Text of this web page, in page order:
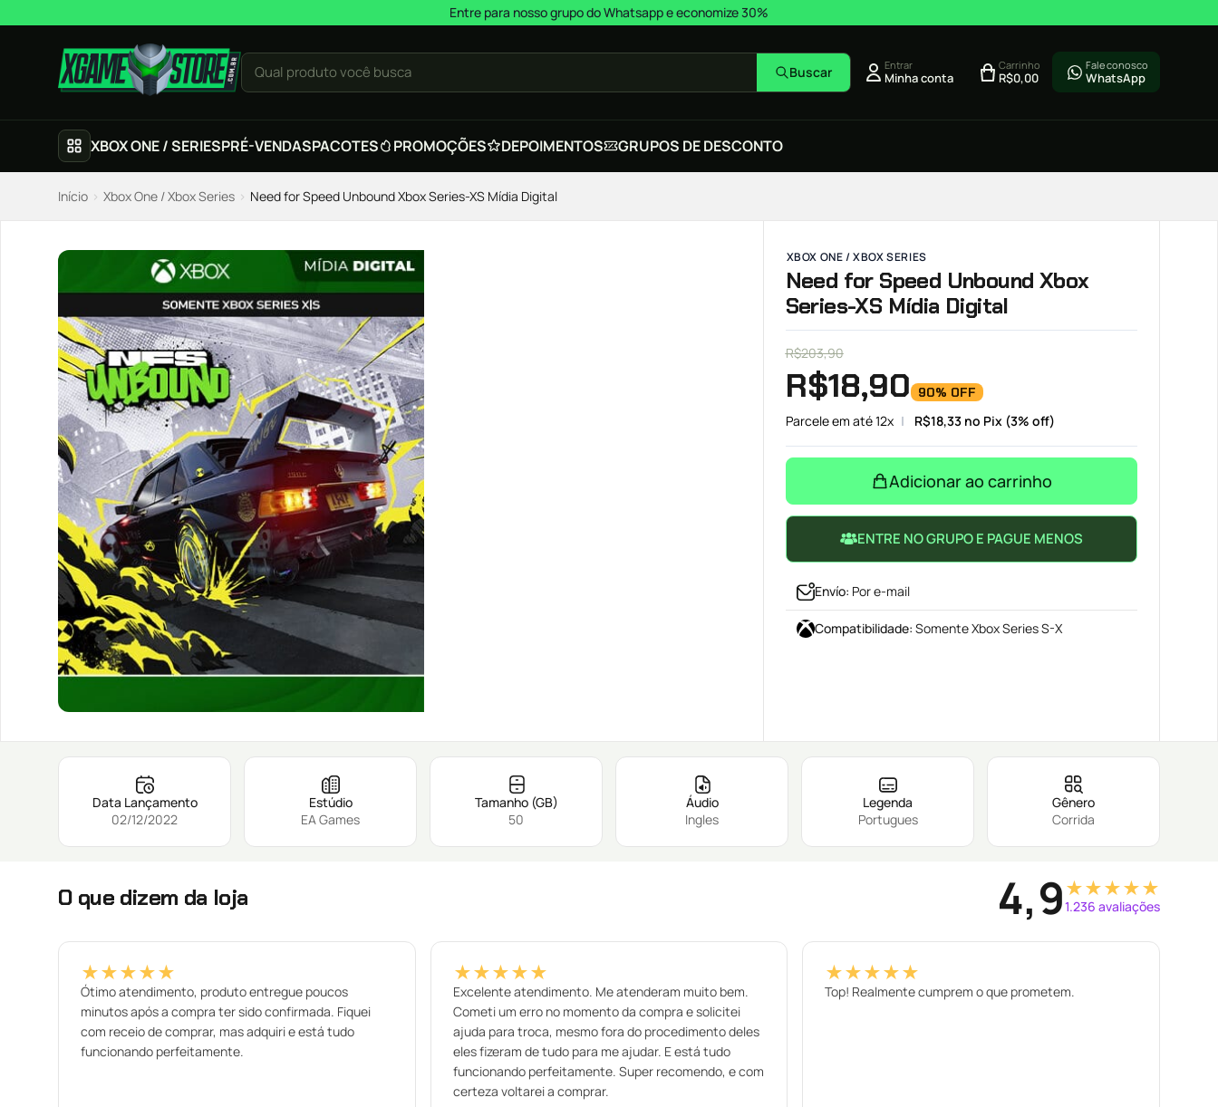
Entre para nosso grupo do Whatsapp e economize 30%
Qual produto você busca Buscar Entrar
Minha conta
Carrinho
R$0,00
Fale conosco
WhatsApp
XBOX ONE / SERIESPRÉ-VENDASPACOTES PROMOÇÕES DEPOIMENTOS GRUPOS DE DESCONTO
Início › Xbox One / Xbox Series › Need for Speed Unbound Xbox Series-XS Mídia Digital
XBOX ONE / XBOX SERIES
Need for Speed Unbound Xbox
Series-XS Mídia Digital
R$203,90
R$18,90 90% OFF
Parcele em até 12x R$18,33no Pix (3% off)
Adicionar ao carrinho
ENTRE NO GRUPO E PAGUE MENOS
Envío: Por e-mail
Compatibilidade: Somente Xbox Series S-X
Data Lançamento
02/12/2022
Estúdio
EA Games
Tamanho (GB)
50
Áudio
Ingles
Legenda
Portugues
Gênero
Corrida
O que dizem da loja 4,9★★★★★
1.236 avaliações
★★★★★
Ótimo atendimento, produto entregue poucos
minutos após a compra ter sido confirmada. Fiquei
com receio de comprar, mas adquiri e está tudo
funcionando perfeitamente.
★★★★★
Excelente atendimento. Me atenderam muito bem.
Cometi um erro no momento da compra e solicitei
ajuda para troca, mesmo fora do procedimento deles
eles fizeram de tudo para me ajudar. E está tudo
funcionando perfeitamente. Super recomendo, e com
certeza voltarei a comprar.
★★★★★
Top! Realmente cumprem o que prometem.